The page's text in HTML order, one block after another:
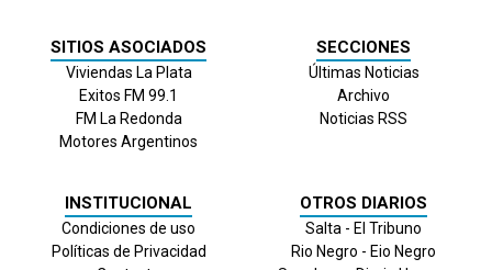
SITIOS ASOCIADOS
Viviendas La Plata
Exitos FM 99.1
FM La Redonda
Motores Argentinos
SECCIONES
Últimas Noticias
Archivo
Noticias RSS
INSTITUCIONAL
Condiciones de uso
Políticas de Privacidad
OTROS DIARIOS
Salta - El Tribuno
Rio Negro - Eio Negro